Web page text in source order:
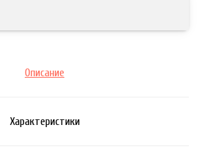
Описание
Характеристики